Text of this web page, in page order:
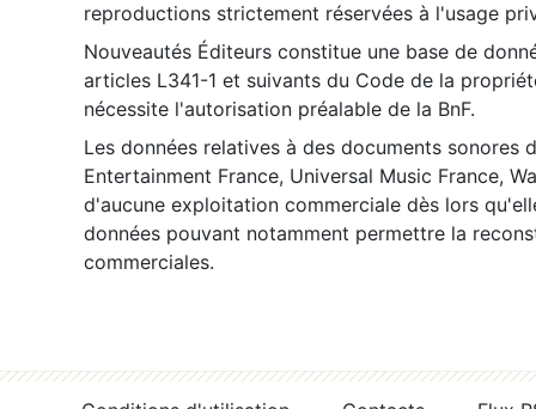
reproductions strictement réservées à l'usage
Nouveautés Éditeurs constitue une base de
articles L341-1 et suivants du Code de la
nécessite l'autorisation préalable de la BnF.
Les données relatives à des documents sonores
Entertainment France, Universal Music France,
d'aucune exploitation commerciale dès lors
données pouvant notamment permettre la
commerciales.